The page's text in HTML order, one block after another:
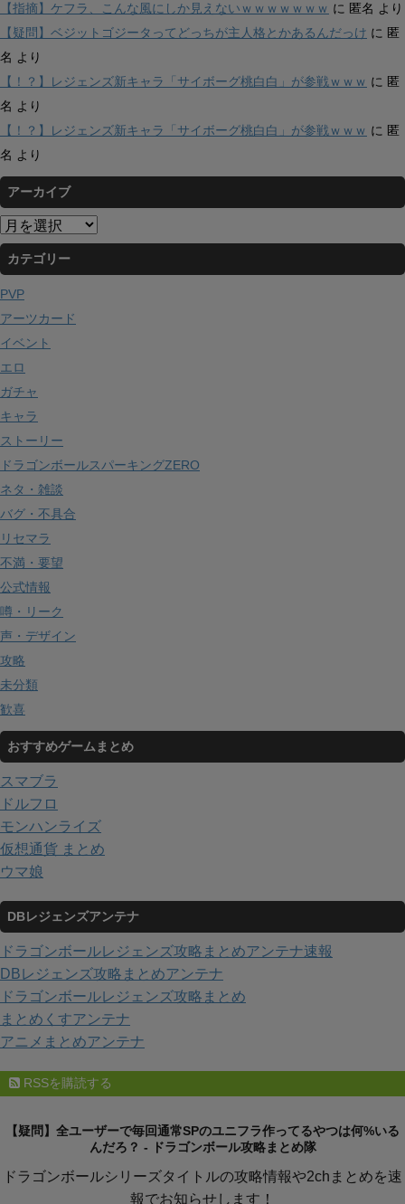
【指摘】ケフラ、こんな風にしか見えないｗｗｗｗｗｗｗ に 匿名 より
【疑問】ベジットゴジータってどっちが主人格とかあるんだっけ に 匿
名 より
【！？】レジェンズ新キャラ「サイボーグ桃白白」が参戦ｗｗｗ に 匿
名 より
【！？】レジェンズ新キャラ「サイボーグ桃白白」が参戦ｗｗｗ に 匿
名 より
アーカイブ
ア
ー
カ
イ
ブ
カテゴリー
PVP
アーツカード
イベント
エロ
ガチャ
キャラ
ストーリー
ドラゴンボールスパーキングZERO
ネタ・雑談
バグ・不具合
リセマラ
不満・要望
公式情報
噂・リーク
声・デザイン
攻略
未分類
歓喜
おすすめゲームまとめ
スマブラ
ドルフロ
モンハンライズ
仮想通貨 まとめ
ウマ娘
DBレジェンズアンテナ
ドラゴンボールレジェンズ攻略まとめアンテナ速報
DBレジェンズ攻略まとめアンテナ
ドラゴンボールレジェンズ攻略まとめ
まとめくすアンテナ
アニメまとめアンテナ
RSSを購読する
【疑問】全ユーザーで毎回通常SPのユニフラ作ってるやつは何%いる
んだろ？ - ドラゴンボール攻略まとめ隊
ドラゴンボールシリーズタイトルの攻略情報や2chまとめを速
報でお知らせします！